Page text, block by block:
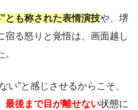
とも称された表情演技や、堺
宿る怒りと覚悟は、画面越し
い”と感じさせるからこそ、
最後まで目が離せない状態に